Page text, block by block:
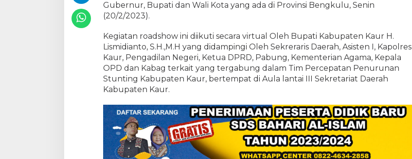
s
a
n
E
k
r
i
Gubernur, Bupati dan Wali Kota yang ada di Provinsi Bengkulu, Senin
(20/2/2023).
Kegiatan roadshow ini diikuti secara virtual Oleh Bupati Kabupaten Kaur H.
Lismidianto, S.H.,M.H yang didampingi Oleh Sekreraris Daerah, Asisten I, Kapolres
Kaur, Pengadilan Negeri, Ketua DPRD, Pabung, Kementerian Agama, Kepala
OPD dan Kabag terkait yang tergabung dalam Tim Percepatan Penurunan
Stunting Kabupaten Kaur, bertempat di Aula lantai III Sekretariat Daerah
Kabupaten Kaur.